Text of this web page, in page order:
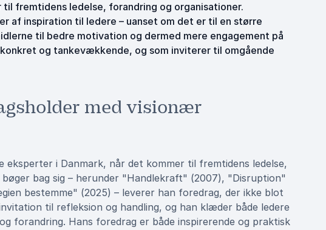
fremtidens ledelse, forandring og organisationer.
af inspiration til ledere – uanset om det er til en større
til bedre motivation og dermed mere engagement på
og tankevækkende, og som inviterer til omgående
med visionær
i Danmark, når det kommer til fremtidens ledelse,
bag sig – herunder "Handlekraft" (2007), "Disruption"
bestemme" (2025) – leverer han foredrag, der ikke blot
til refleksion og handling, og han klæder både ledere
forandring. Hans foredrag er både inspirerende og praktisk